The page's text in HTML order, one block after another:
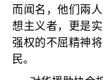
而闻名，他们兩
想主义者，更是
强权的不屈精神
民。